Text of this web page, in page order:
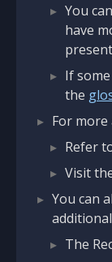
You
have
If some
the
For more
Refer
Visit
You can
The